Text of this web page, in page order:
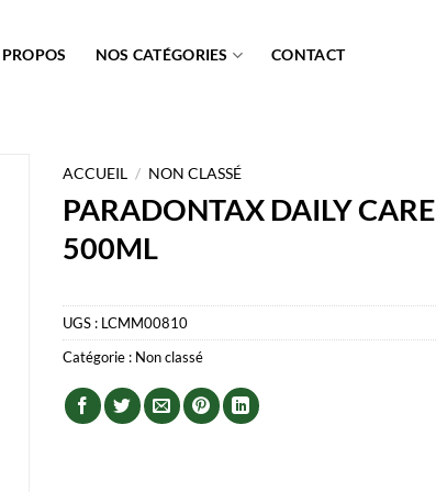
NOS CATÉGORIES CONTACT
ACCUEIL / NON CLASSÉ
PARADONTAX DAILY CARE
500ML
UGS : LCMM00810
Catégorie : Non classé